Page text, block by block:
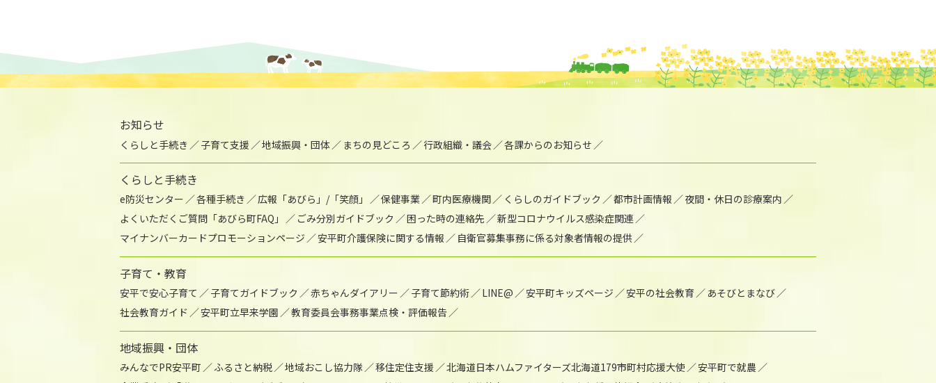
お知らせ
くらしと手続き 子育て支援 地域振興・団体 まちの見どころ 行政組織・議会 各課からのお知らせ
くらしと手続き
e防災センター 各種手続き 広報「あびら」/「笑顔」 保健事業 町内医療機関 くらしのガイドブック 都市計画情報
夜間・休日の診療案内
よくいただくご質問「あびら町FAQ」
ごみ分別ガイドブック 困った時の連絡先
新型コロナウイルス感染症関連
マイナンバーカードプロモーションページ
安平町介護保険に関する情報 自衛官募集事務に係る対象者情報の提供
子育て・教育
安平で安心子育て 子育てガイドブック 赤ちゃんダイアリー 子育て節約術 LINE@ 安平町キッズページ 安平の社会教育
あそびとまなび
社会教育ガイド
安平町立早来学園 教育委員会事務事業点検・評価報告
地域振興・団体
みんなでPR安平町 ふるさと納税 地域おこし協力隊 移住定住支援 北海道日本ハムファイターズ北海道179市町村応援大使
安平町で就農